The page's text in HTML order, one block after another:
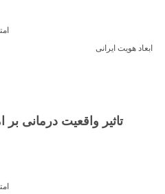
امتیاز
ابعاد هویت ایرانی
تاثیر واقعیت درمانی
امتیاز